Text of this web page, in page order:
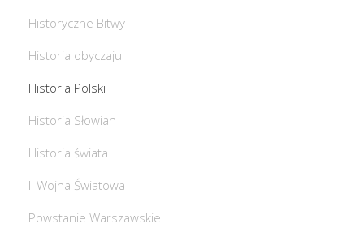
Historyczne Bitwy
Historia obyczaju
Historia Polski
Historia Słowian
Historia świata
II Wojna Światowa
Powstanie Warszawskie